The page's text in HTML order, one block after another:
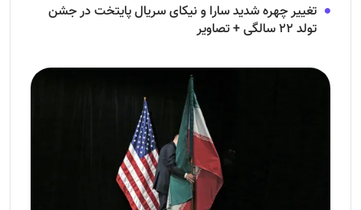
تغییر چهره شدید سارا و نیکای سریال پایتخت در جشن
تولد ۲۲ سالگی + تصاویر